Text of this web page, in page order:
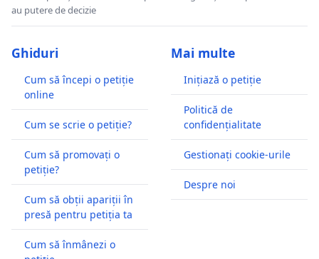
au putere de decizie
Ghiduri
Cum să începi o petiție
online
Cum se scrie o petiție?
Cum să promovați o
petiție?
Cum să obții apariții în
presă pentru petiția ta
Cum să înmânezi o
Mai multe
Inițiază o petiție
Politică de
confidențialitate
Gestionați cookie-urile
Despre noi